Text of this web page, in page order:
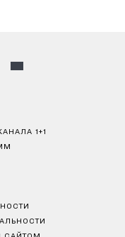
1+1
САЙТОМ